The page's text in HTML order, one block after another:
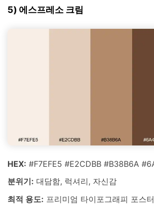
5) 에스프레소 크림
HEX: #F7EFE5 #E2CDBB #B38B6A
분위기: 대담함, 럭셔리, 자신감
최적 용도: 프리미엄 타이포그래피 포스터